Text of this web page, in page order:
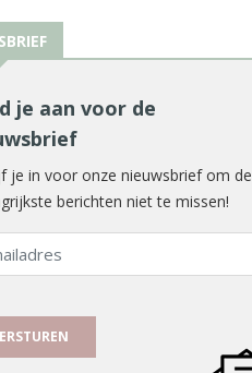
je aan voor de
je in voor onze nieuwsbrief om de
berichten niet te missen!